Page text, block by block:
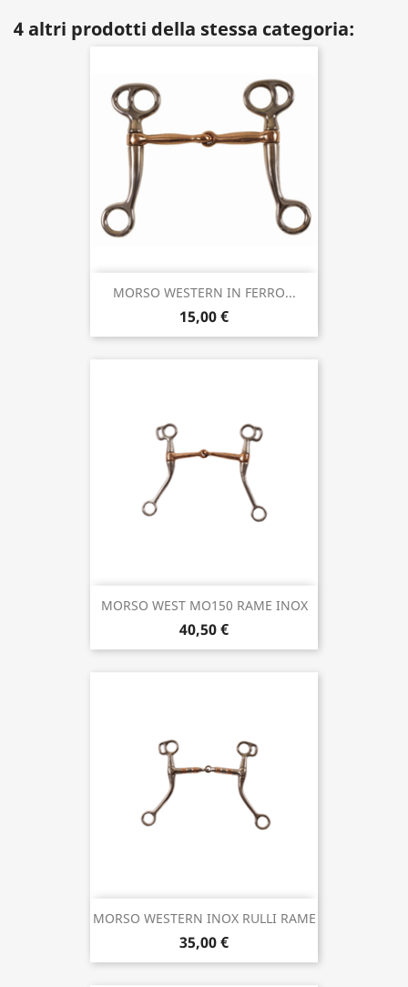
4 altri prodotti della stessa categoria:
MORSO WESTERN IN FERRO...
15,00 €
MORSO WEST MO150 RAME INOX
40,50 €
MORSO WESTERN INOX RULLI RAME
35,00 €